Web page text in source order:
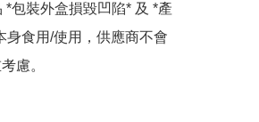
包裝外盒損毀凹陷* 及 *產
身食用/使用，供應商不會
慮。